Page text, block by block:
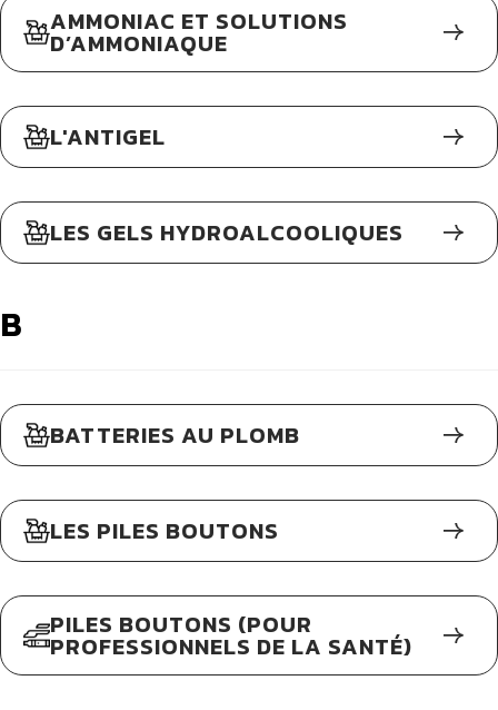
AMMONIAC ET SOLUTIONS
D’AMMONIAQUE
L'ANTIGEL
LES GELS HYDROALCOOLIQUES
B
BATTERIES AU PLOMB
LES PILES BOUTONS
PILES BOUTONS (POUR
PROFESSIONNELS DE LA SANTÉ)